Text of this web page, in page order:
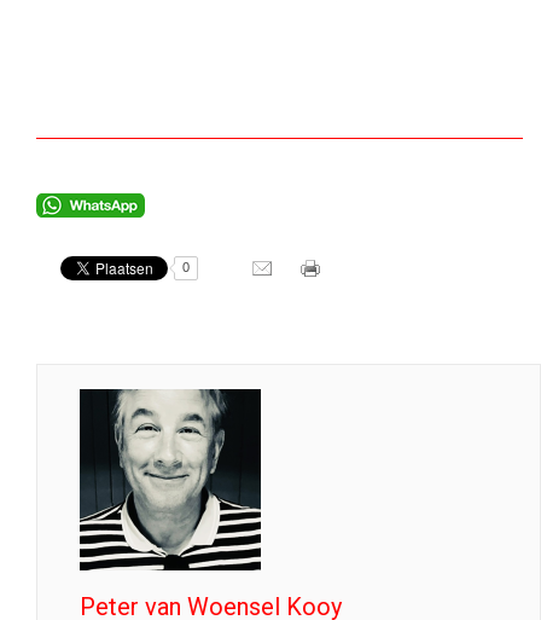
0
Peter van Woensel Kooy